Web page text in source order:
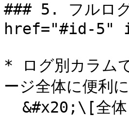
### 5. フルログ
href="#id-5"
* ログ別カラム
ージ全体に便利